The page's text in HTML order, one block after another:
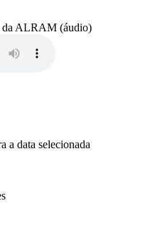
da ALRAM (áudio)
a data selecionada